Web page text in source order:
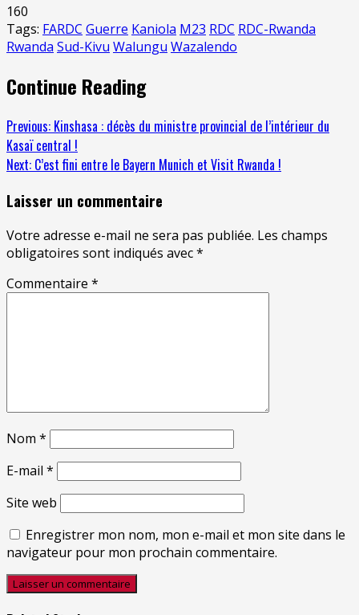
160
Tags: FARDC Guerre Kaniola M23 RDC RDC-Rwanda
Rwanda Sud-Kivu Walungu Wazalendo
Continue Reading
Previous: Kinshasa : décès du ministre provincial de l’intérieur du
Kasaï central !
Next: C’est fini entre le Bayern Munich et Visit Rwanda !
Laisser un commentaire
Votre adresse e-mail ne sera pas publiée. Les champs
obligatoires sont indiqués avec*
Commentaire *
Nom *
E-mail *
Site web
Enregistrer mon nom, mon e-mail et mon site dans le
navigateur pour mon prochain commentaire.